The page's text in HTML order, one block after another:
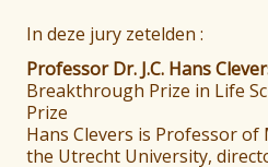
In deze jury zetelden :
Professor Dr. J.C. Hans
Breakthrough Prize in Life
Prize
Hans Clevers is Professor of
the Utrecht University,